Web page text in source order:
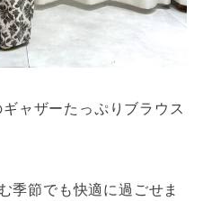
ャザーたっぷりブラウス
季節でも快適に過ごせま